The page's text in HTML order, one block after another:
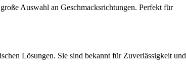
Auswahl an Geschmacksrichtungen. Perfekt für
Lösungen. Sie sind bekannt für Zuverlässigkeit und